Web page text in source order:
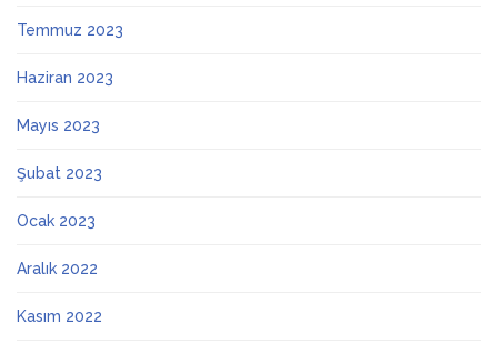
Temmuz 2023
Haziran 2023
Mayıs 2023
Şubat 2023
Ocak 2023
Aralık 2022
Kasım 2022